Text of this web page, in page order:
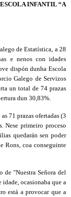
INFANTIL “A
de Estatística, a 28
e nenos con idades
dispón dunha Escola
Galego de Servizos
un total de 74 prazas
dun 30,83%.
71 prazas ofertadas (3
Nese primeiro proceso
quedarán sen poder
Rons, coa conseguinte
de "Nuestra Señora del
idade, ocasionaba que a
está a provocar que a